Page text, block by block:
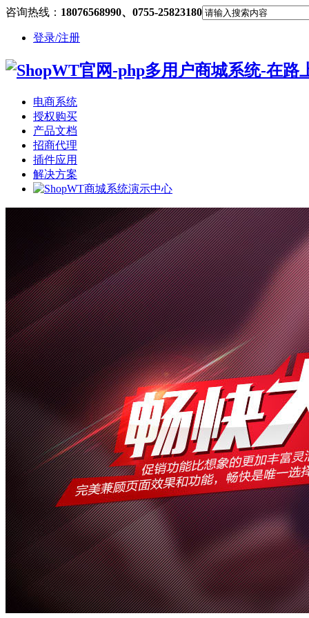
咨询热线： 18076568990、0755-25823180
登录/注册
电商系统
授权购买
产品文档
招商代理
插件应用
解决方案